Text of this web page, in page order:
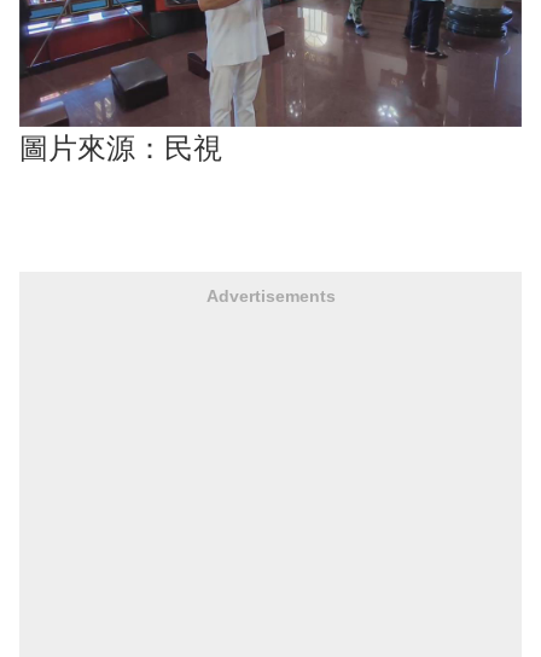
圖片來源：民視
Advertisements